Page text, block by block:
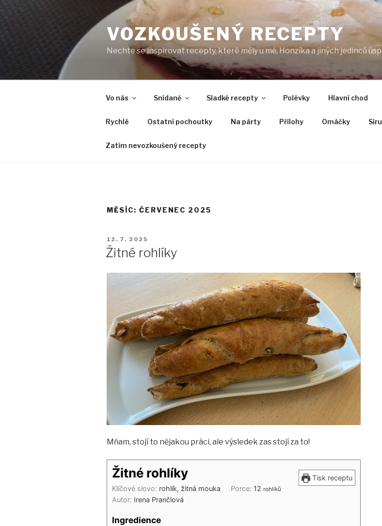
VOZKOUŠENÝ RECEPTY
Nechte se inspirovat recepty, které měly u mě, Honzíka a jiných jedinců
Vo nás Snídaně Sladké recepty Polévky Hlavní chod
Rychlé Ostatní pochoutky Na párty Přílohy Omáčky
Zatím nevozkoušený recepty
MĚSÍC: ČERVENEC 2025
PUBLIKOVÁNO
12. 7. 2025
Žitné rohlíky
Mňam, stojí to nějakou práci, ale výsledek zas stojí za to!
Tisk receptu
Žitné rohlíky
Klíčové slovo: rohlík, žitná mouka Porce: 12 rohlíků
Autor: Irena Prančlová
Ingredience